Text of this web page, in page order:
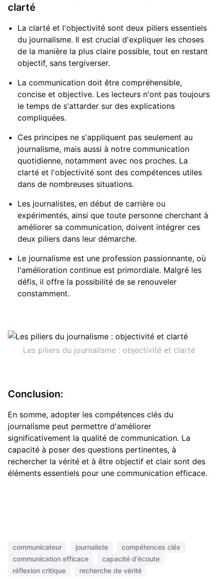
clarté
La clarté et l'objectivité sont deux piliers essentiels
du journalisme. Il est crucial d'expliquer les choses
de la manière la plus claire possible, tout en restant
objectif, sans tergiverser.
La communication doit être compréhensible,
concise et objective. Les lecteurs n'ont pas toujours
le temps de s'attarder sur des explications
compliquées.
Ces principes ne s'appliquent pas seulement au
journalisme, mais aussi à notre communication
quotidienne, notamment avec nos proches. La
clarté et l'objectivité sont des compétences utiles
dans de nombreuses situations.
Les journalistes, en début de carrière ou
expérimentés, ainsi que toute personne cherchant à
améliorer sa communication, doivent intégrer ces
deux piliers dans leur démarche.
Le journalisme est une profession passionnante, où
l'amélioration continue est primordiale. Malgré les
défis, il offre la possibilité de se renouveler
constamment.
Les piliers du journalisme : objectivité et clarté
Conclusion:
En somme, adopter les compétences clés du
journalisme peut permettre d'améliorer
significativement la qualité de communication. La
capacité à poser des questions pertinentes, à
rechercher la vérité et à être objectif et clair sont des
éléments essentiels pour une communication efficace.
communicateur journaliste
compétences clés
communication efficace
capacité d'écoute
réflexion critique
recherche de vérité